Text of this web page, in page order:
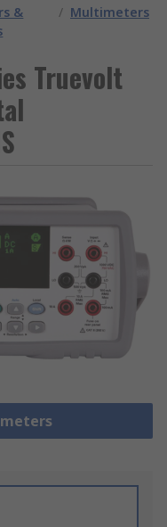
&
/ Multimeters
Truevolt